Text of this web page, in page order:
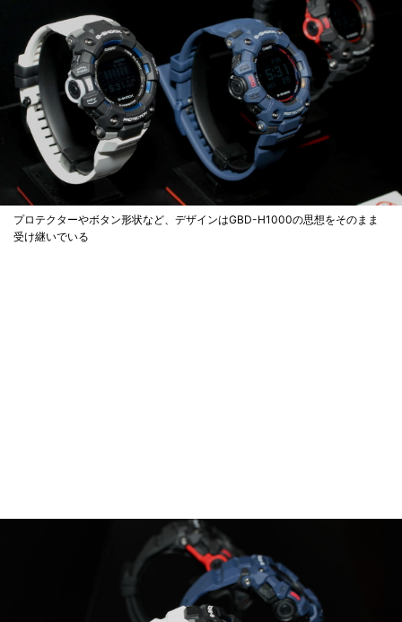
プロテクターやボタン形状など、デザインはGBD-H1000の思想をそのまま
受け継いでいる